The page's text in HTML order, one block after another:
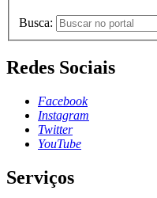
Busca:
Redes Sociais
Facebook
Instagram
Twitter
YouTube
Serviços